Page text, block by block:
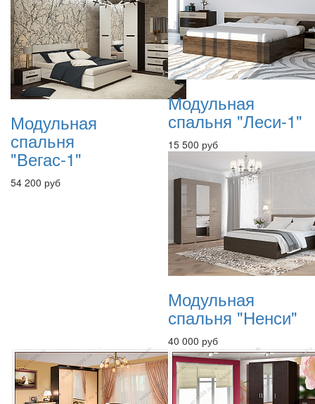
Модульная
спальня
"Вегас-1"
54 200 руб
Модульная
спальня "Леси-1"
15 500 руб
Модульная
спальня "Ненси"
40 000 руб